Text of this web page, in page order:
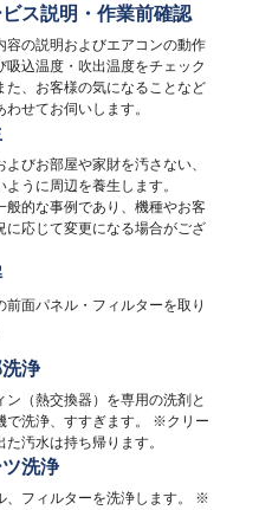
ス説明・作業前確認
容の説明およびエアコンの動作
吸込温度・吹出温度をチェック
た、お客様の気になることなど
わせてお伺いします。
よびお部屋や家財を汚さない、
ように周辺を養生します。
的な事例であり、機種やお客
に応じて変更になる場合がござ
前面パネル・フィルターを取り
浄
ン（熱交換器）を専用の洗剤と
で洗浄、すすぎます。 ※クリー
た汚水は持ち帰ります。
洗浄
、フィルターを洗浄します。 ※